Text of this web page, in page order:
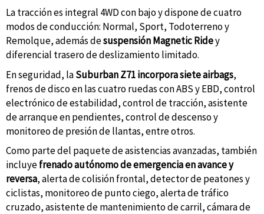
La tracción es integral 4WD con bajo y dispone de cuatro
modos de conducción: Normal, Sport, Todoterreno y
Remolque, además desuspensión Magnetic Ridey
diferencial trasero de deslizamiento limitado.
En seguridad, laSuburban Z71 incorpora siete airbags,
frenos de disco en las cuatro ruedas con ABS y EBD, control
electrónico de estabilidad, control de tracción, asistente
de arranque en pendientes, control de descenso y
monitoreo de presión de llantas, entre otros.
Como parte del paquete de asistencias avanzadas, también
incluyefrenado autónomo de emergencia en avance y
reversa, alerta de colisión frontal, detector de peatones y
ciclistas, monitoreo de punto ciego, alerta de tráfico
cruzado, asistente de mantenimiento de carril, cámara de